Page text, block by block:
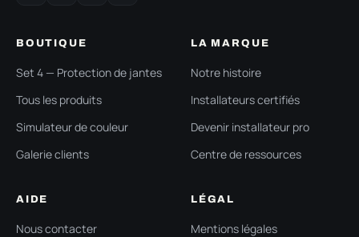
BOUTIQUE
Set 4 — Protection de jantes
Tous les produits
Simulateur de couleur
Galerie clients
LA MARQUE
Notre histoire
Installateurs certifiés
Devenir installateur pro
Centre de ressources
AIDE
Nous contacter
LÉGAL
Mentions légales